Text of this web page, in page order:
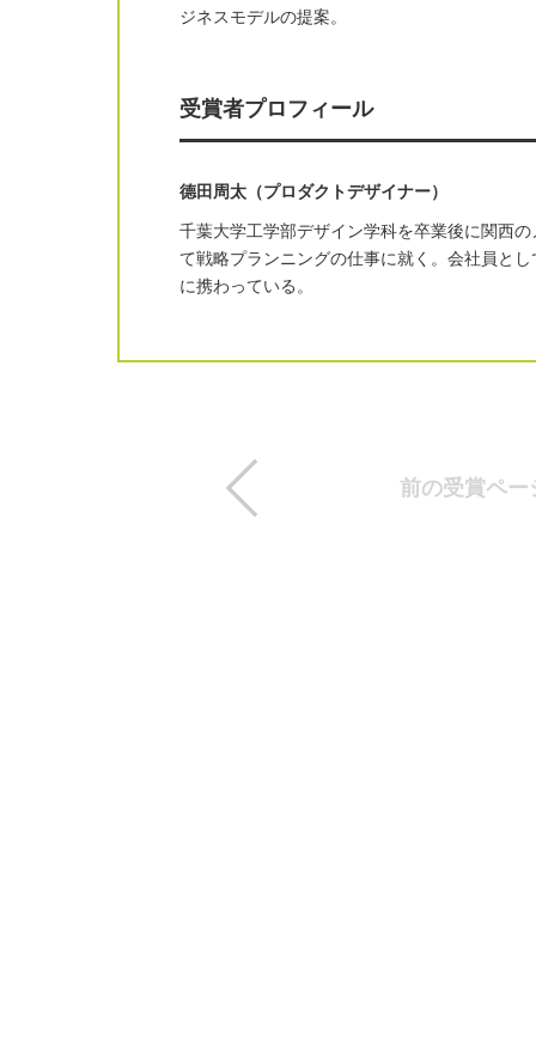
ジネスモデルの提案。
受賞者プロフィール
德田周太（プロダクトデザイナー）
千葉大学工学部デザイン学科を卒業後に関西
て戦略プランニングの仕事に就く。会社員と
に携わっている。
前の受賞ペー